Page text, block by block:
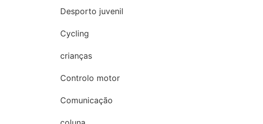
Desporto juvenil
Cycling
crianças
Controlo motor
Comunicação